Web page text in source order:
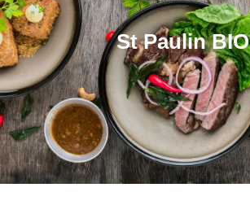
St Paulin BIO